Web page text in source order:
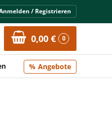
/ Registrieren
0,00 € 0
Angebote